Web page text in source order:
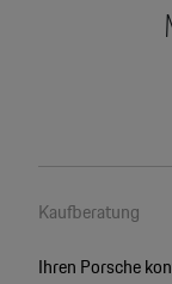
Kaufberatung
Ihren Porsche